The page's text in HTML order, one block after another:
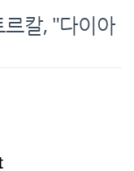
칼, "다이아